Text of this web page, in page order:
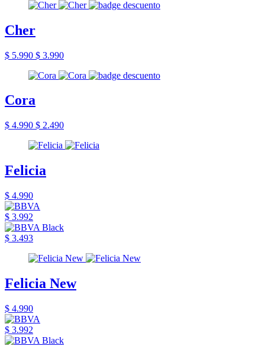
Cher
$ 5.990 $ 3.990
Cora
$ 4.990 $ 2.490
Felicia
$ 4.990
$ 3.992
$ 3.493
Felicia New
$ 4.990
$ 3.992